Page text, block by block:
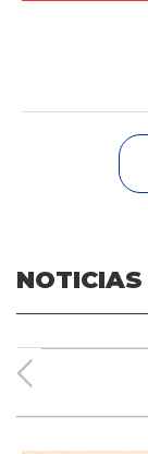
NOTICIAS